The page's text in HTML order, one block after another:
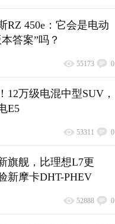
RZ 450e：它会是电动
答案”吗？
55173 0
12万级电混中型SUV，
E5
53311 0
旗舰，比理想L7更
新摩卡DHT-PHEV
52888 0